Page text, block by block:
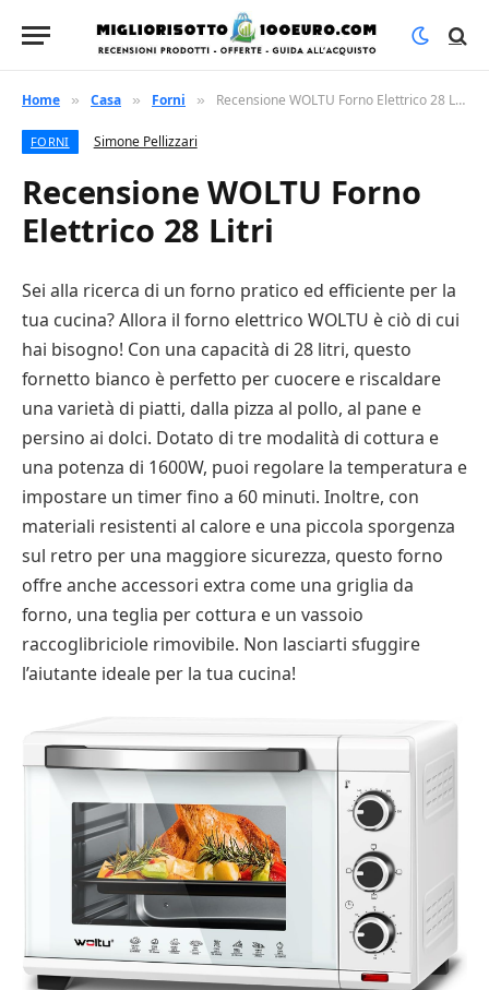
Home » Casa » Forni » Recensione WOLTU Forno Elettrico 28 Litri
FORNI Simone Pellizzari
Recensione WOLTU Forno
Elettrico 28 Litri
Sei alla ricerca di un forno pratico ed efficiente per la
tua cucina? Allora il forno elettrico WOLTU è ciò di cui
hai bisogno! Con una capacità di 28 litri, questo
fornetto bianco è perfetto per cuocere e riscaldare
una varietà di piatti, dalla pizza al pollo, al pane e
persino ai dolci. Dotato di tre modalità di cottura e
una potenza di 1600W, puoi regolare la temperatura e
impostare un timer fino a 60 minuti. Inoltre, con
materiali resistenti al calore e una piccola sporgenza
sul retro per una maggiore sicurezza, questo forno
offre anche accessori extra come una griglia da
forno, una teglia per cottura e un vassoio
raccoglibriciole rimovibile. Non lasciarti sfuggire
l’aiutante ideale per la tua cucina!